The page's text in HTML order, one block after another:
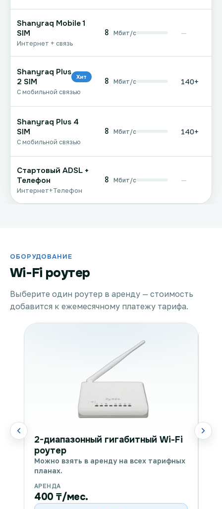
Shanyraq Mobile 1
SIM
Интернет + связь
8 Мбит/с —
Shanyraq Plus
2 SIM
Хит
С мобильной связью
8 Мбит/с 140+
Shanyraq Plus 4
SIM
С мобильной связью
8 Мбит/с 140+
Стартовый ADSL +
Телефон
Интернет+Телефон
8 Мбит/с —
ОБОРУДОВАНИЕ
Wi-Fi роутер
Выберите один роутер в аренду — стоимость
добавится к ежемесячному платежу тарифа.
2-диапазонный гигабитный Wi-Fi
роутер
Можно взять в аренду на всех тарифных
планах.
АРЕНДА
400 ₸/мес.